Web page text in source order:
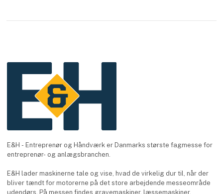
E&H - Entreprenør og Håndværk er Danmarks største fagmesse for
entreprenør- og anlægsbranchen.
E&H lader maskinerne tale og vise, hvad de virkelig dur til, når der
bliver tændt for motorerne på det store arbejdende messeområde
udendørs. På messen findes gravemaskiner, læssemaskiner,